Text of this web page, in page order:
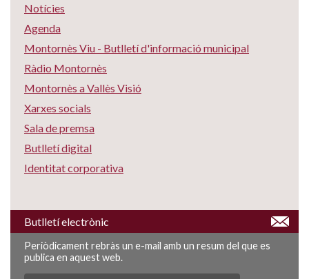
Notícies
Agenda
Montornès Viu - Butlletí d'informació municipal
Ràdio Montornès
Montornès a Vallès Visió
Xarxes socials
Sala de premsa
Butlletí digital
Identitat corporativa
Butlletí electrònic
Periòdicament rebràs un e-mail amb un resum del que es
publica en aquest web.